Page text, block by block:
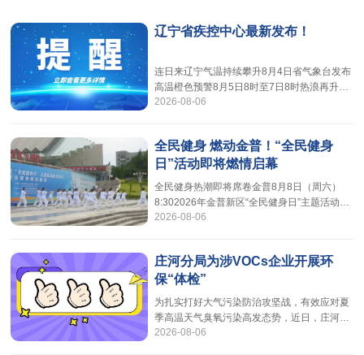
辽宁省疾控中心最新发布！
连日来辽宁气温持续攀升8月4日省气象台发布
高温橙色预警8月5日8时至7日8时热浪再升级
——核心高温区最高气温预计达37～40℃局部
天”老年人、孕产妇儿童及慢性病患者为高风险
人群需重点加强防护依托辽宁省高温健康风险
（http://120.201.227.41:8321/HotWarning），
省疾控中心实时发
2026-08-06
全民健身 燃动金普！“全民健身
日”活动即将燃情启幕
全民健身热潮即将席卷金普8月8日（周六）
8:302026年金普新区“全民健身日”主题活动启
动仪式暨全民健身展演活动将在开发区大剧院
主办，新区文化旅游事业服务中心承办，新区
融媒体中心、大连德泰文化发展有限公司协同
队伍轮番登台献艺，全方位展现新区群众热爱
运动、积极向上的精神风貌。系列
2026-08-06
庄河分局为涉VOCs企业开展环
保“体检”
为扎实打好大气污染防治攻坚战，有效应对夏
季高温天气臭氧污染高发态势，近日，庄河生
态环境分局邀请涉VOCs领域专家，深入塑料
2026-08-06